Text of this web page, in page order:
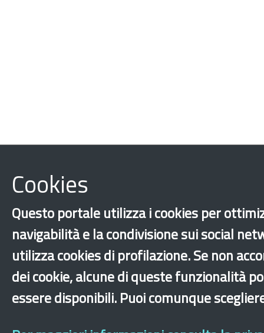
Cookies
Questo portale utilizza i cookies per
navigabilità e la condivisione sui social
utilizza cookies di profilazione. Se non
dei cookie, alcune di queste funzionalità
essere disponibili. Puoi comunque